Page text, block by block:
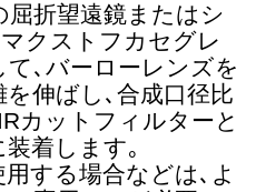
折望遠鏡またはシ
クストフカセグレ
､バーローレンズを
伸ばし､合成口径比
カットフィルターと
着します｡
する場合などは､よ